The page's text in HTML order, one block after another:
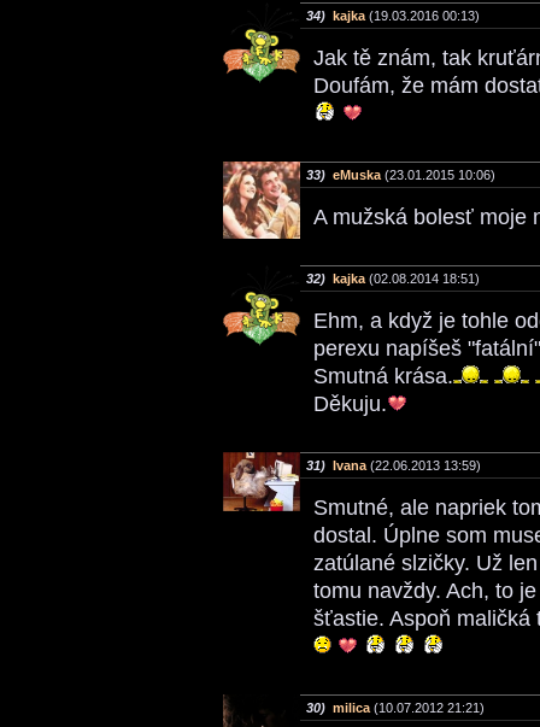
34) kajka (19.03.2016 00:13)
Jak tě znám, tak
Doufám, že mám
33) eMuska (23.01.2015 10:06)
A mužská bolesť moje
32) kajka (02.08.2014 18:51)
Ehm, a když je tohle
perexu napíšeš
Smutná krása.
Děkuju.
31) Ivana (22.06.2013 13:59)
Smutné, ale napriek
dostal. Úplne som
zatúlané slzičky. Už
tomu navždy. Ach, to
šťastie. Aspoň maličká
30) milica (10.07.2012 21:21)